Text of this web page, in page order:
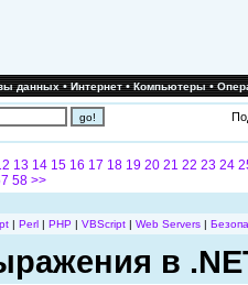
данных•Интернет•Компьютеры•
13 14 15 16 17 18 19 20 21 22 23 24
58 >>
| Perl| PHP| VBScript| Web Servers|
в